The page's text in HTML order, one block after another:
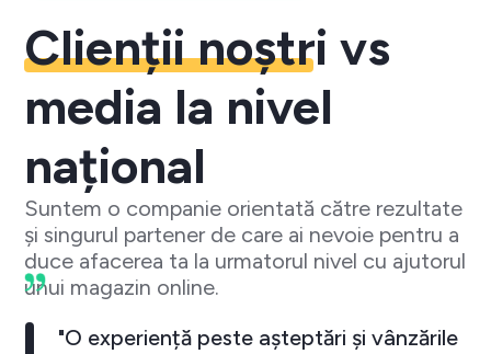
Clienții noștri vs
media la nivel
național
Suntem o companie orientată către rezultate
și singurul partener de care ai nevoie pentru a
duce afacerea ta la urmatorul nivel cu ajutorul
unui magazin online.
"O experiență peste așteptări și vânzările